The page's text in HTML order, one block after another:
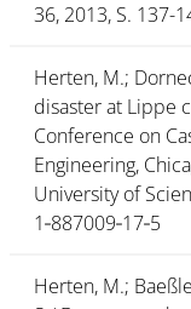
36, 2013, S. 137-
Herten, M.;
disaster at Lippe
Conference on
Engineering,
University of
1‑887009‑17‑5
Herten, M.;